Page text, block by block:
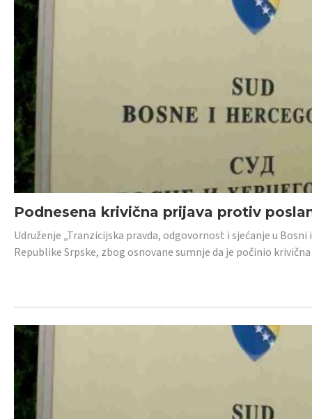
Podnesena krivična prijava protiv
Udruženje „Tranzicijska pravda, odgovornost i sjećanje u
Republike Srpske, zbog osnovane sumnje da je počinio